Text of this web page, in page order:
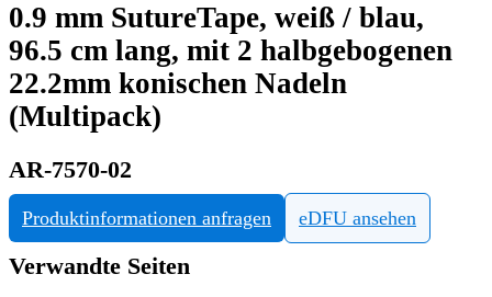
0.9 mm SutureTape, weiß / blau,
96.5 cm lang, mit 2 halbgebogenen
22.2mm konischen Nadeln
(Multipack)
AR-7570-02
Produktinformationen anfragen eDFU ansehen
Verwandte Seiten